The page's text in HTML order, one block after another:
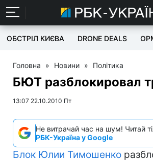
ОБСТРІЛ КИЄВА DRONE DEALS
Головна » Новини » Політика
БЮТ разблокировал
13:07 22.10.2010 Пт
Не витрачай час на шум! Читай
РБК-Україна у Google
Блок Юлии Тимошенко